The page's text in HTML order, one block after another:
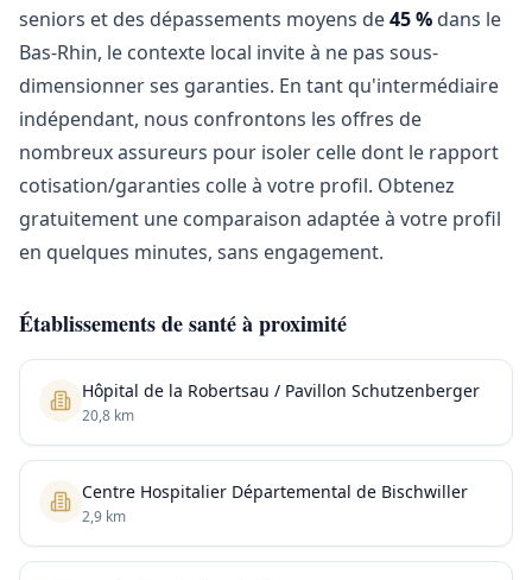
seniors et des dépassements moyens de45 % dans le
Bas-Rhin, le contexte local invite à ne pas sous-
dimensionner ses garanties. En tant qu'intermédiaire
indépendant, nous confrontons les offres de
nombreux assureurs pour isoler celle dont le rapport
cotisation/garanties colle à votre profil. Obtenez
gratuitement une comparaison adaptée à votre profil
en quelques minutes, sans engagement.
Établissements de santé à proximité
Hôpital de la Robertsau / Pavillon Schutzenberger
20,8 km
Centre Hospitalier Départemental de Bischwiller
2,9 km